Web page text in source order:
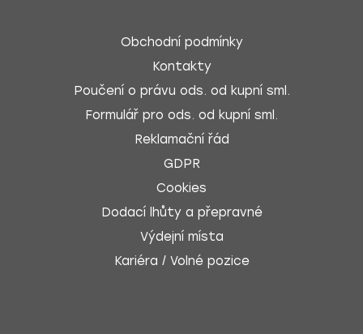
Obchodní podmínky
Kontakty
Poučení o právu ods. od kupní sml.
Formulář pro ods. od kupní sml.
Reklamační řád
GDPR
Cookies
Dodací lhůty a přepravné
Výdejní místa
Kariéra / Volné pozice